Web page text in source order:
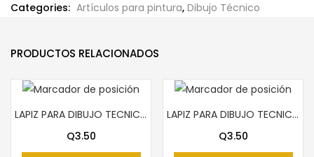
Categories: Artículos para pintura, Dibujo Técnico
PRODUCTOS RELACIONADOS
LAPIZ PARA DIBUJO TECNICO HB – FASTARTISTICO
Q3.50
LAPIZ PARA DIBUJO TECNICO 3H ARTESCO
Q3.50